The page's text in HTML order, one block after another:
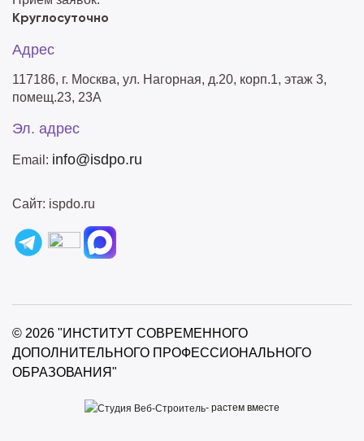
Круглосуточно
Адрес
117186, г. Москва, ул. Нагорная, д.20, корп.1, этаж 3,
помещ.23, 23А
Эл. адрес
Email: info@isdpo.ru
Сайт: ispdo.ru
© 2026 "ИНСТИТУТ СОВРЕМЕННОГО
ДОПОЛНИТЕЛЬНОГО ПРОФЕССИОНАЛЬНОГО
ОБРАЗОВАНИЯ"
- растем вместе